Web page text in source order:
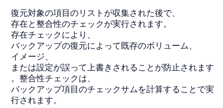
復元対象の項目のリストが収集された後で、
存在と整合性のチェックが実行されます。
存在チェックにより、
バックアップの復元によって既存のボリューム、
イメージ、
または設定が誤って上書きされることが防止されます
。整合性チェックは、
バックアップ項目のチェックサムを計算することで実
行されます。